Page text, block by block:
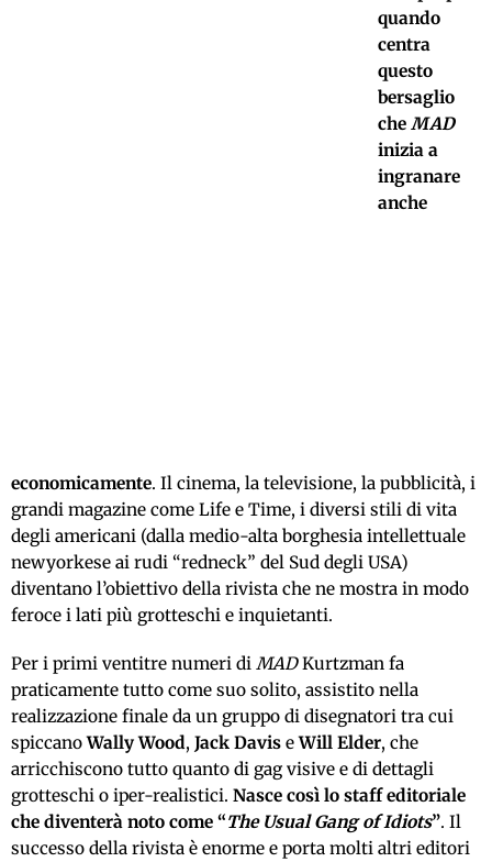
quando
centra
questo
bersaglio
che MAD
inizia a
ingranare
anche
economicamente. Il cinema, la televisione, la pubblicità, i
grandi magazine come Life e Time, i diversi stili di vita
degli americani (dalla medio-alta borghesia intellettuale
newyorkese ai rudi “redneck” del Sud degli USA)
diventano l’obiettivo della rivista che ne mostra in modo
feroce i lati più grotteschi e inquietanti.
Per i primi ventitre numeri di MADKurtzman fa
praticamente tutto come suo solito, assistito nella
realizzazione finale da un gruppo di disegnatori tra cui
spiccanoWally Wood, Jack Davis eWill Elder, che
arricchiscono tutto quanto di gag visive e di dettagli
grotteschi o iper-realistici. Nasce così lo staff editoriale
che diventerà noto come “The Usual Gang of Idiots”. Il
successo della rivista è enorme e porta molti altri editori